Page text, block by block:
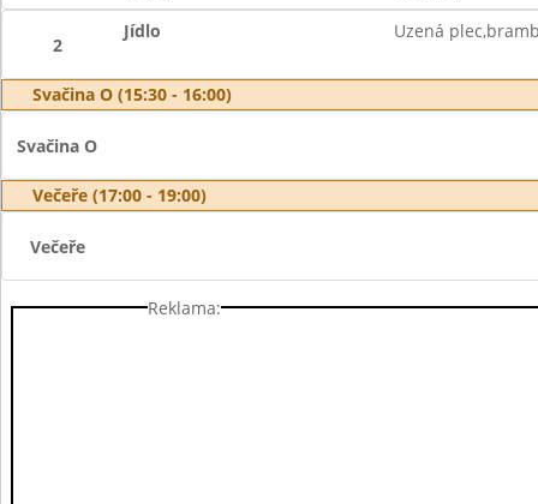
2
Jídlo Uzená
Svačina O (15:30 - 16:00)
Svačina O
Večeře (17:00 - 19:00)
Večeře
Reklama: